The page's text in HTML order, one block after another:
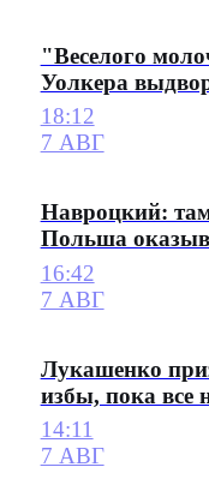
"Веселого
Уолкера
18:12
7 АВГ
Навроцкий:
Польша
16:42
7 АВГ
Лукашенко
избы, пока все
14:11
7 АВГ